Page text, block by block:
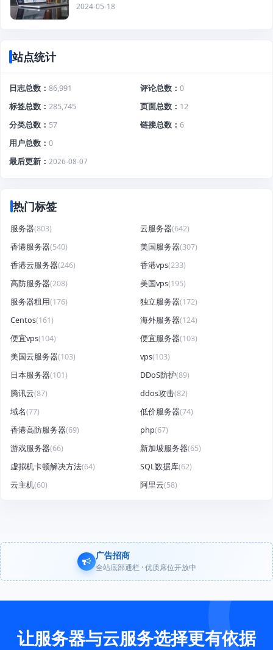
2024-05-18
站点统计
日志总数 86,991 评论总数
0
标签总数
285,745 页面总数
12
分类总数
57 链接总数
6
用户总数
0
最后更新
2026-08-07
热门标签
服务器(803) 云服务器(642)
香港服务器(540) 美国服务器(307)
香港云服务器(246) 香港vps(233)
高防服务器(208) 美国vps(195)
服务器租用(176) 独立服务器(172)
Centos(161) 海外服务器(124)
便宜vps(104) 便宜服务器(103)
美国云服务器(103) vps(103)
日本服务器(101) DDoS防护(89)
腾讯云(87) ddos攻击(82)
域名(77) 低价服务器(74)
香港高防服务器(69) php(67)
游戏服务器(66) 新加坡服务器(65)
虚拟机卡顿解决方法(64) SQL数据库(62)
云主机(60) 阿里云(58)
广告招商
全站底部通栏 · 优质席位开放中
让服务器与云服务选择更有依据